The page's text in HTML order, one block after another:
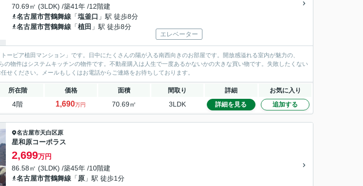
70.69㎡ (3LDK) /築41年 /12階建
名古屋市営鶴舞線 「塩釜口 」駅 徒歩8分
名古屋市営鶴舞線 「植田 」駅 徒歩8分
エレベーター
ーピア植田マンション」です。日中にたくさんの陽が入る南西向きのお部屋です。開放感溢れる室内が魅力の、
の物件はシステムキッチンの物件です。不動産購入は人生で一度あるかないかの大きな買い物です。失敗したくない
せください。メールもしくはお電話からご連絡をお待ちしております。
所在階 価格 面積 間取り 詳細 お気に入り
4階 1,690万円 70.69㎡ 3LDK 詳細を見る 追加する
名古屋市天白区原
星和原コーポラス
2,699万円
86.58㎡ (3LDK) /築45年 /10階建
名古屋市営鶴舞線 「原 」駅 徒歩1分